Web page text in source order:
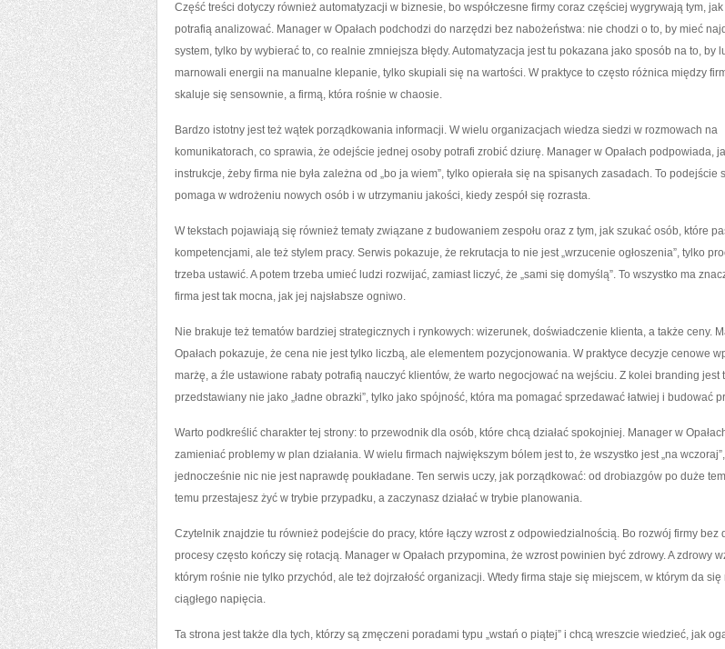
Część treści dotyczy również automatyzacji w biznesie, bo współczesne firmy coraz częściej wygrywają tym, jak
potrafią analizować. Manager w Opałach podchodzi do narzędzi bez nabożeństwa: nie chodzi o to, by mieć
system, tylko by wybierać to, co realnie zmniejsza błędy. Automatyzacja jest tu pokazana jako sposób na to, by
marnowali energii na manualne klepanie, tylko skupiali się na wartości. W praktyce to często różnica między
skaluje się sensownie, a firmą, która rośnie w chaosie.
Bardzo istotny jest też wątek porządkowania informacji. W wielu organizacjach wiedza siedzi w rozmowach na
komunikatorach, co sprawia, że odejście jednej osoby potrafi zrobić dziurę. Manager w Opałach podpowiada,
instrukcje, żeby firma nie była zależna od „bo ja wiem”, tylko opierała się na spisanych zasadach. To podejście
pomaga w wdrożeniu nowych osób i w utrzymaniu jakości, kiedy zespół się rozrasta.
W tekstach pojawiają się również tematy związane z budowaniem zespołu oraz z tym, jak szukać osób, które
kompetencjami, ale też stylem pracy. Serwis pokazuje, że rekrutacja to nie jest „wrzucenie ogłoszenia”, tylko
trzeba ustawić. A potem trzeba umieć ludzi rozwijać, zamiast liczyć, że „sami się domyślą”. To wszystko ma
firma jest tak mocna, jak jej najsłabsze ogniwo.
Nie brakuje też tematów bardziej strategicznych i rynkowych: wizerunek, doświadczenie klienta, a także ceny.
Opałach pokazuje, że cena nie jest tylko liczbą, ale elementem pozycjonowania. W praktyce decyzje cenowe
marżę, a źle ustawione rabaty potrafią nauczyć klientów, że warto negocjować na wejściu. Z kolei branding jest
przedstawiany nie jako „ładne obrazki”, tylko jako spójność, która ma pomagać sprzedawać łatwiej i budować
Warto podkreślić charakter tej strony: to przewodnik dla osób, które chcą działać spokojniej. Manager w
zamieniać problemy w plan działania. W wielu firmach największym bólem jest to, że wszystko jest „na
jednocześnie nic nie jest naprawdę poukładane. Ten serwis uczy, jak porządkować: od drobiazgów po duże
temu przestajesz żyć w trybie przypadku, a zaczynasz działać w trybie planowania.
Czytelnik znajdzie tu również podejście do pracy, które łączy wzrost z odpowiedzialnością. Bo rozwój firmy bez
procesy często kończy się rotacją. Manager w Opałach przypomina, że wzrost powinien być zdrowy. A zdrowy
którym rośnie nie tylko przychód, ale też dojrzałość organizacji. Wtedy firma staje się miejscem, w którym da
ciągłego napięcia.
Ta strona jest także dla tych, którzy są zmęczeni poradami typu „wstań o piątej” i chcą wreszcie wiedzieć, jak